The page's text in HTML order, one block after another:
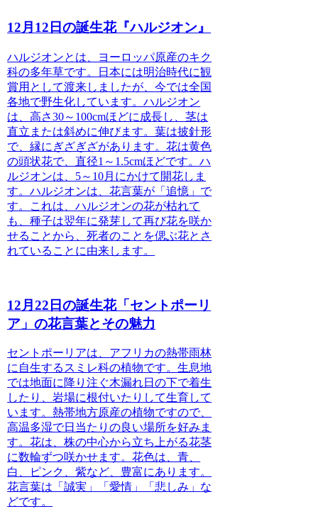
12月12日の誕生花『ハルジオン』
ハルジオンとは 、ヨーロッパ原産のキク
科の多年草です。日本には明治時代に観
賞用として渡来しましたが、今では全国
各地で野生化しています。ハルジオン
は、高さ30～100cmほどに成長し、茎は
直立または斜めに伸びます。葉は披針形
で、縁にぎざぎざがあります。花は黄色
の頭状花で、直径1～1.5cmほどです。ハ
ルジオンは、5～10月にかけて開花しま
す。ハルジオンは、花言葉が「追憶」で
す。これは、ハルジオンの花が枯れて
も、種子は翌年に発芽して再び花を咲か
せることから、死者のことを偲ぶ花とさ
れていることに由来します。
12月22日の誕生花「セントポーリ
ア」の花言葉とその魅力
セントポーリアは、 アフリカの熱帯雨林
に自生するスミレ科の植物です。生息地
では地面に降り注ぐ木漏れ日の下で着生
したり、岩場に根付いたりして生育して
います。熱帯地方原産の植物ですので、
高温多湿で日当たりの良い場所を好みま
す。花は、株の中心から立ち上がる花茎
に数輪ずつ咲かせます。花色は、青、
白、ピンク、紫など、豊富にあります。
花言葉は「誠実」「愛情」「悲しみ」 な
どです。